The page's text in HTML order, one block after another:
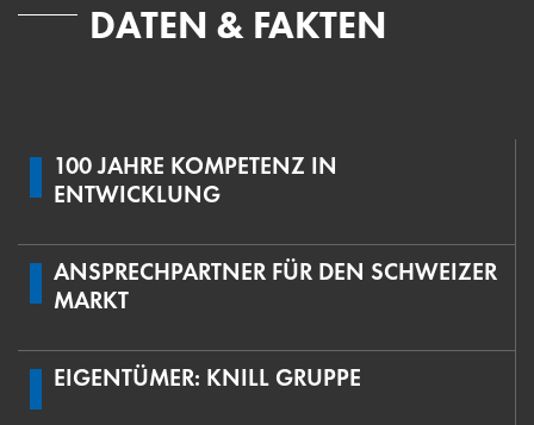
DATEN & FAKTEN
100 JAHRE KOMPETENZ IN
ENTWICKLUNG
ANSPRECHPARTNER FÜR DEN SCHWEIZER
MARKT
EIGENTÜMER: KNILL GRUPPE